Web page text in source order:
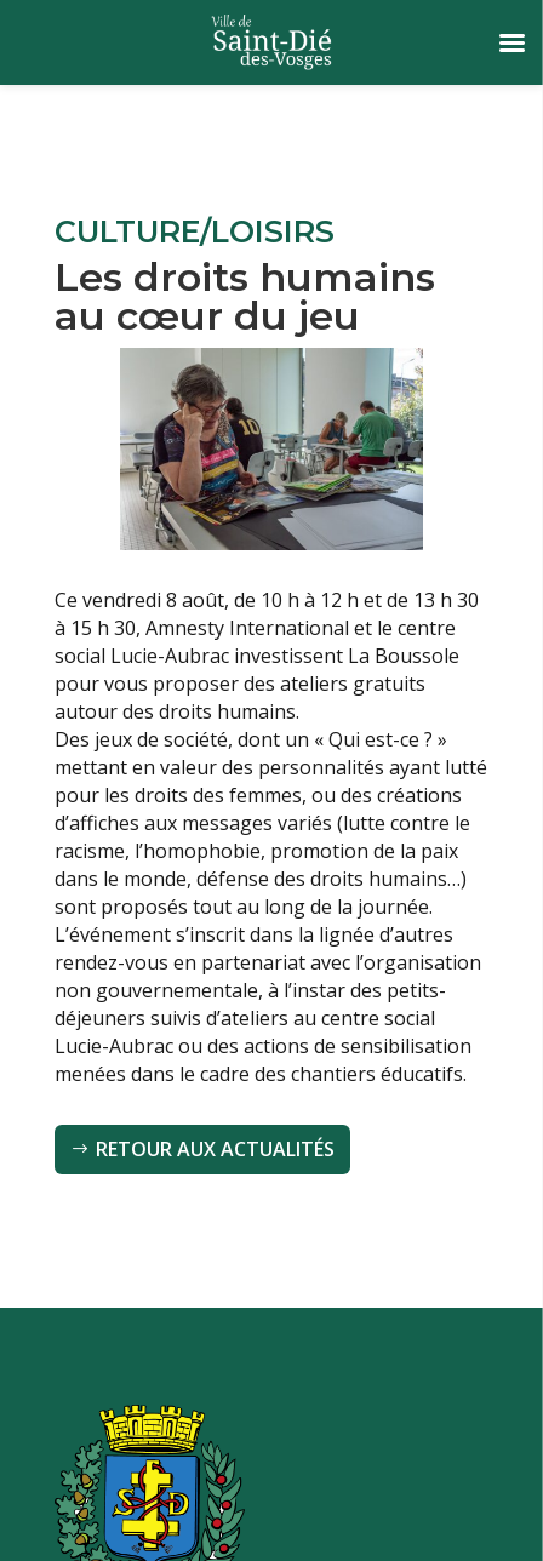
CULTURE/LOISIRS
Les droits humains
au cœur du jeu
Ce vendredi 8 août, de 10 h à 12 h et de 13 h 30
à 15 h 30, Amnesty International et le centre
social Lucie-Aubrac investissent La Boussole
pour vous proposer des ateliers gratuits
autour des droits humains.
Des jeux de société, dont un « Qui est-ce ? »
mettant en valeur des personnalités ayant lutté
pour les droits des femmes, ou des créations
d’affiches aux messages variés (lutte contre le
racisme, l’homophobie, promotion de la paix
dans le monde, défense des droits humains…)
sont proposés tout au long de la journée.
L’événement s’inscrit dans la lignée d’autres
rendez-vous en partenariat avec l’organisation
non gouvernementale, à l’instar des petits-
déjeuners suivis d’ateliers au centre social
Lucie-Aubrac ou des actions de sensibilisation
menées dans le cadre des chantiers éducatifs.
RETOUR AUX ACTUALITÉS